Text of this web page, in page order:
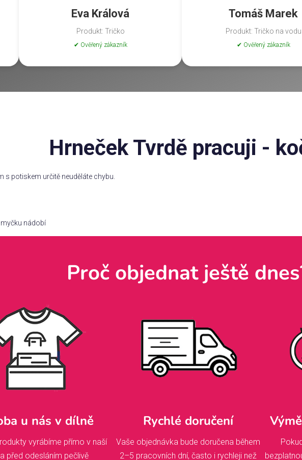
Eva Králová
Produkt: Tričko
✔ Ověřený zákazník
Tomáš Marek
Produkt: Tričko na vodu
✔ Ověřený zákazník
Hrneček Tvrdě pracuji -
s potiskem určitě neuděláte chybu.
nádobí
Proč objednat ještě
u nás v dílně
vyrábíme přímo v naší
před odesláním pečlivě
Rychlé doručení
Vaše objednávka bude doručena během
2–5 pracovních dní, často i rychleji než